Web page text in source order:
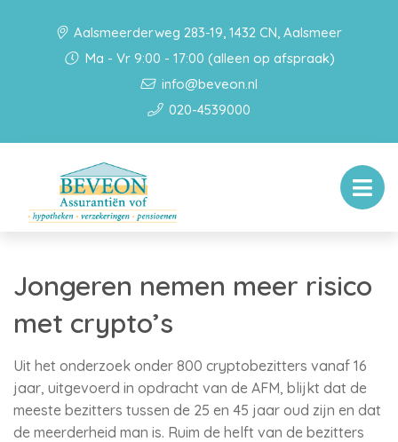
Aalsmeerderweg 283-19, 1432 CN, Aalsmeer
Ma - Vr 9:00 - 17:00 (alleen op afspraak)
info@beveon.nl
020-4539000
Jongeren nemen meer risico
met crypto’s
Uit het onderzoek onder 800 cryptobezitters vanaf 16
jaar, uitgevoerd in opdracht van de AFM, blijkt dat de
meeste bezitters tussen de 25 en 45 jaar oud zijn en dat
de meerderheid man is. Ruim de helft van de bezitters